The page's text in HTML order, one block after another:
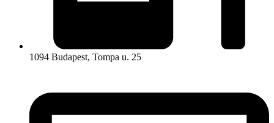
1094 Budapest, Tompa u. 25